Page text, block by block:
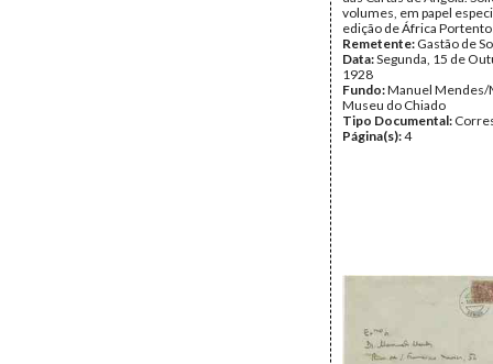
volumes, em papel
edição de África
Remetente: Gastão de
Data:Segunda, 15 de
1928
Fundo:Manuel Mendes/
Museu do Chiado
Tipo Documental:
Página(s):4